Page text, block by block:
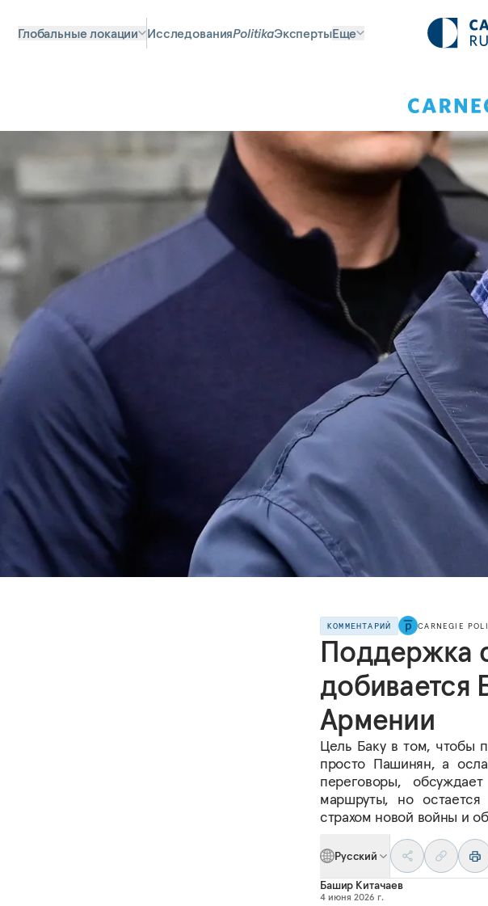
Глобальные локации ИсследованияPolitikaЭкспертыЕще
КОММЕНТАРИЙ CARNEGIE
Поддержка
добивается
Армении
Цель Баку в том, чтобы
просто Пашинян, а
переговоры,
маршруты, но
страхом новой войны и
Русский
Башир Китачаев
4 июня 2026 г.